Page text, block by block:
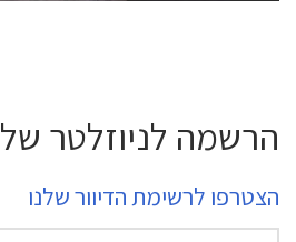
הרשמה לניוזלטר של ChiPortal
הצטרפו לרשימת הדיוור שלנו